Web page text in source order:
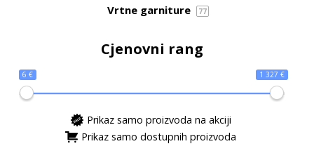
Vrtne garniture 77
Cjenovni rang
6 € 1 327 €
Prikaz samo proizvoda na akciji
Prikaz samo dostupnih proizvoda